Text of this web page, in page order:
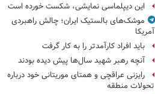
این دیپلماسی نمایشی، شکست خورده است
موشک‌های بالستیک ایران؛ چالش راهبردی
آمریکا
باید افراد کارآمدتر را به کار گرفت
آنچه رهبر شهید سال‌ها پیش دیده بودند
رایزنی عراقچی و همتای موریتانی خود درباره
تحولات منطقه